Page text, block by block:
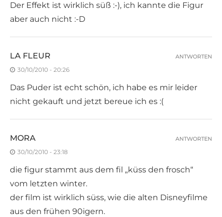
Der Effekt ist wirklich süß :-), ich kannte die Figur
aber auch nicht :-D
LA FLEUR
30/10/2010 - 20:26
Das Puder ist echt schön, ich habe es mir leider
nicht gekauft und jetzt bereue ich es :(
ANTWORTEN
MORA
30/10/2010 - 23:18
die figur stammt aus dem fil „küss den frosch“
vom letzten winter.
der film ist wirklich süss, wie die alten Disneyfilme
aus den frühen 90igern.
ANTWORTEN